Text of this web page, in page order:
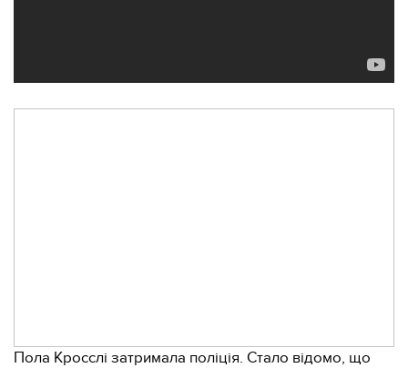
Пола Кросслі затримала поліція. Стало відомо, що